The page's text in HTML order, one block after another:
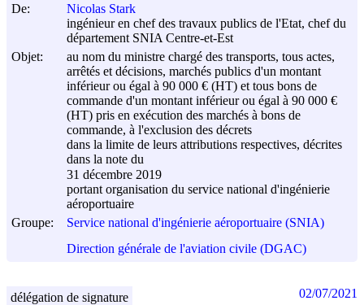
De:
Nicolas Stark
ingénieur en chef des travaux publics de l'Etat, chef du
département SNIA Centre-et-Est
Objet:
au nom du ministre chargé des transports, tous actes,
arrêtés et décisions, marchés publics d'un montant
inférieur ou égal à 90 000 € (HT) et tous bons de
commande d'un montant inférieur ou égal à 90 000 €
(HT) pris en exécution des marchés à bons de
commande, à l'exclusion des décrets
dans la limite de leurs attributions respectives, décrites
dans la note du
31 décembre 2019
portant organisation du service national d'ingénierie
aéroportuaire
Groupe:
Service national d'ingénierie aéroportuaire (SNIA)
Direction générale de l'aviation civile (DGAC)
délégation de signature 02/07/2021